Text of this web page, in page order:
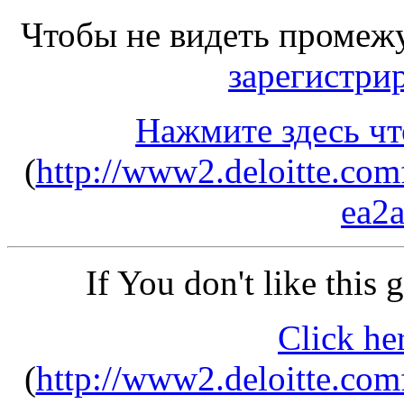
Чтобы не видеть
Нажмите здесь
(http://
If You don't like this
Click
(http://